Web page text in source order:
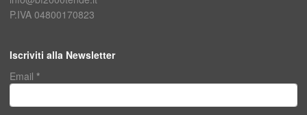
P.IVA 04800170823
Iscriviti alla Newsletter
Email *